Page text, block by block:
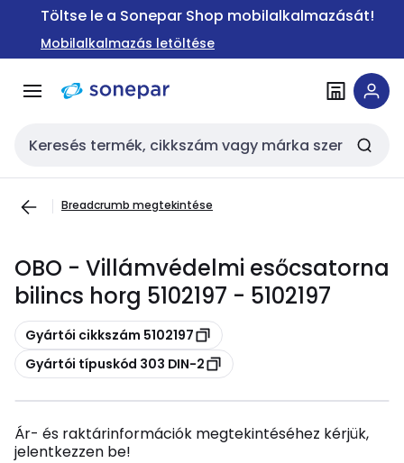
Ugrás a
Ugrás a
tartalomra
Töltse le a Sonepar Shop mobilalkalmazását!
Mobilalkalmazás letöltése
Keresési bemenet
Breadcrumb megtekintése
OBO - Villámvédelmi esőcsatorna
bilincs horg 5102197 - 5102197
Másolás
Gyártói cikkszám 5102197
Másolás
Gyártói típuskód 303 DIN-2
Ár- és raktárinformációk megtekintéséhez kérjük,
jelentkezzen be!